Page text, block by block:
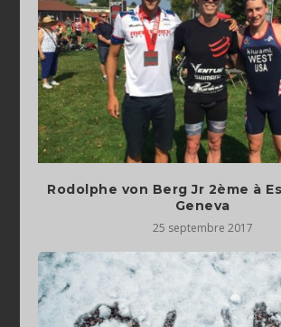
Rodolphe von Berg Jr 2ème à
Geneva
25 septembre 2017